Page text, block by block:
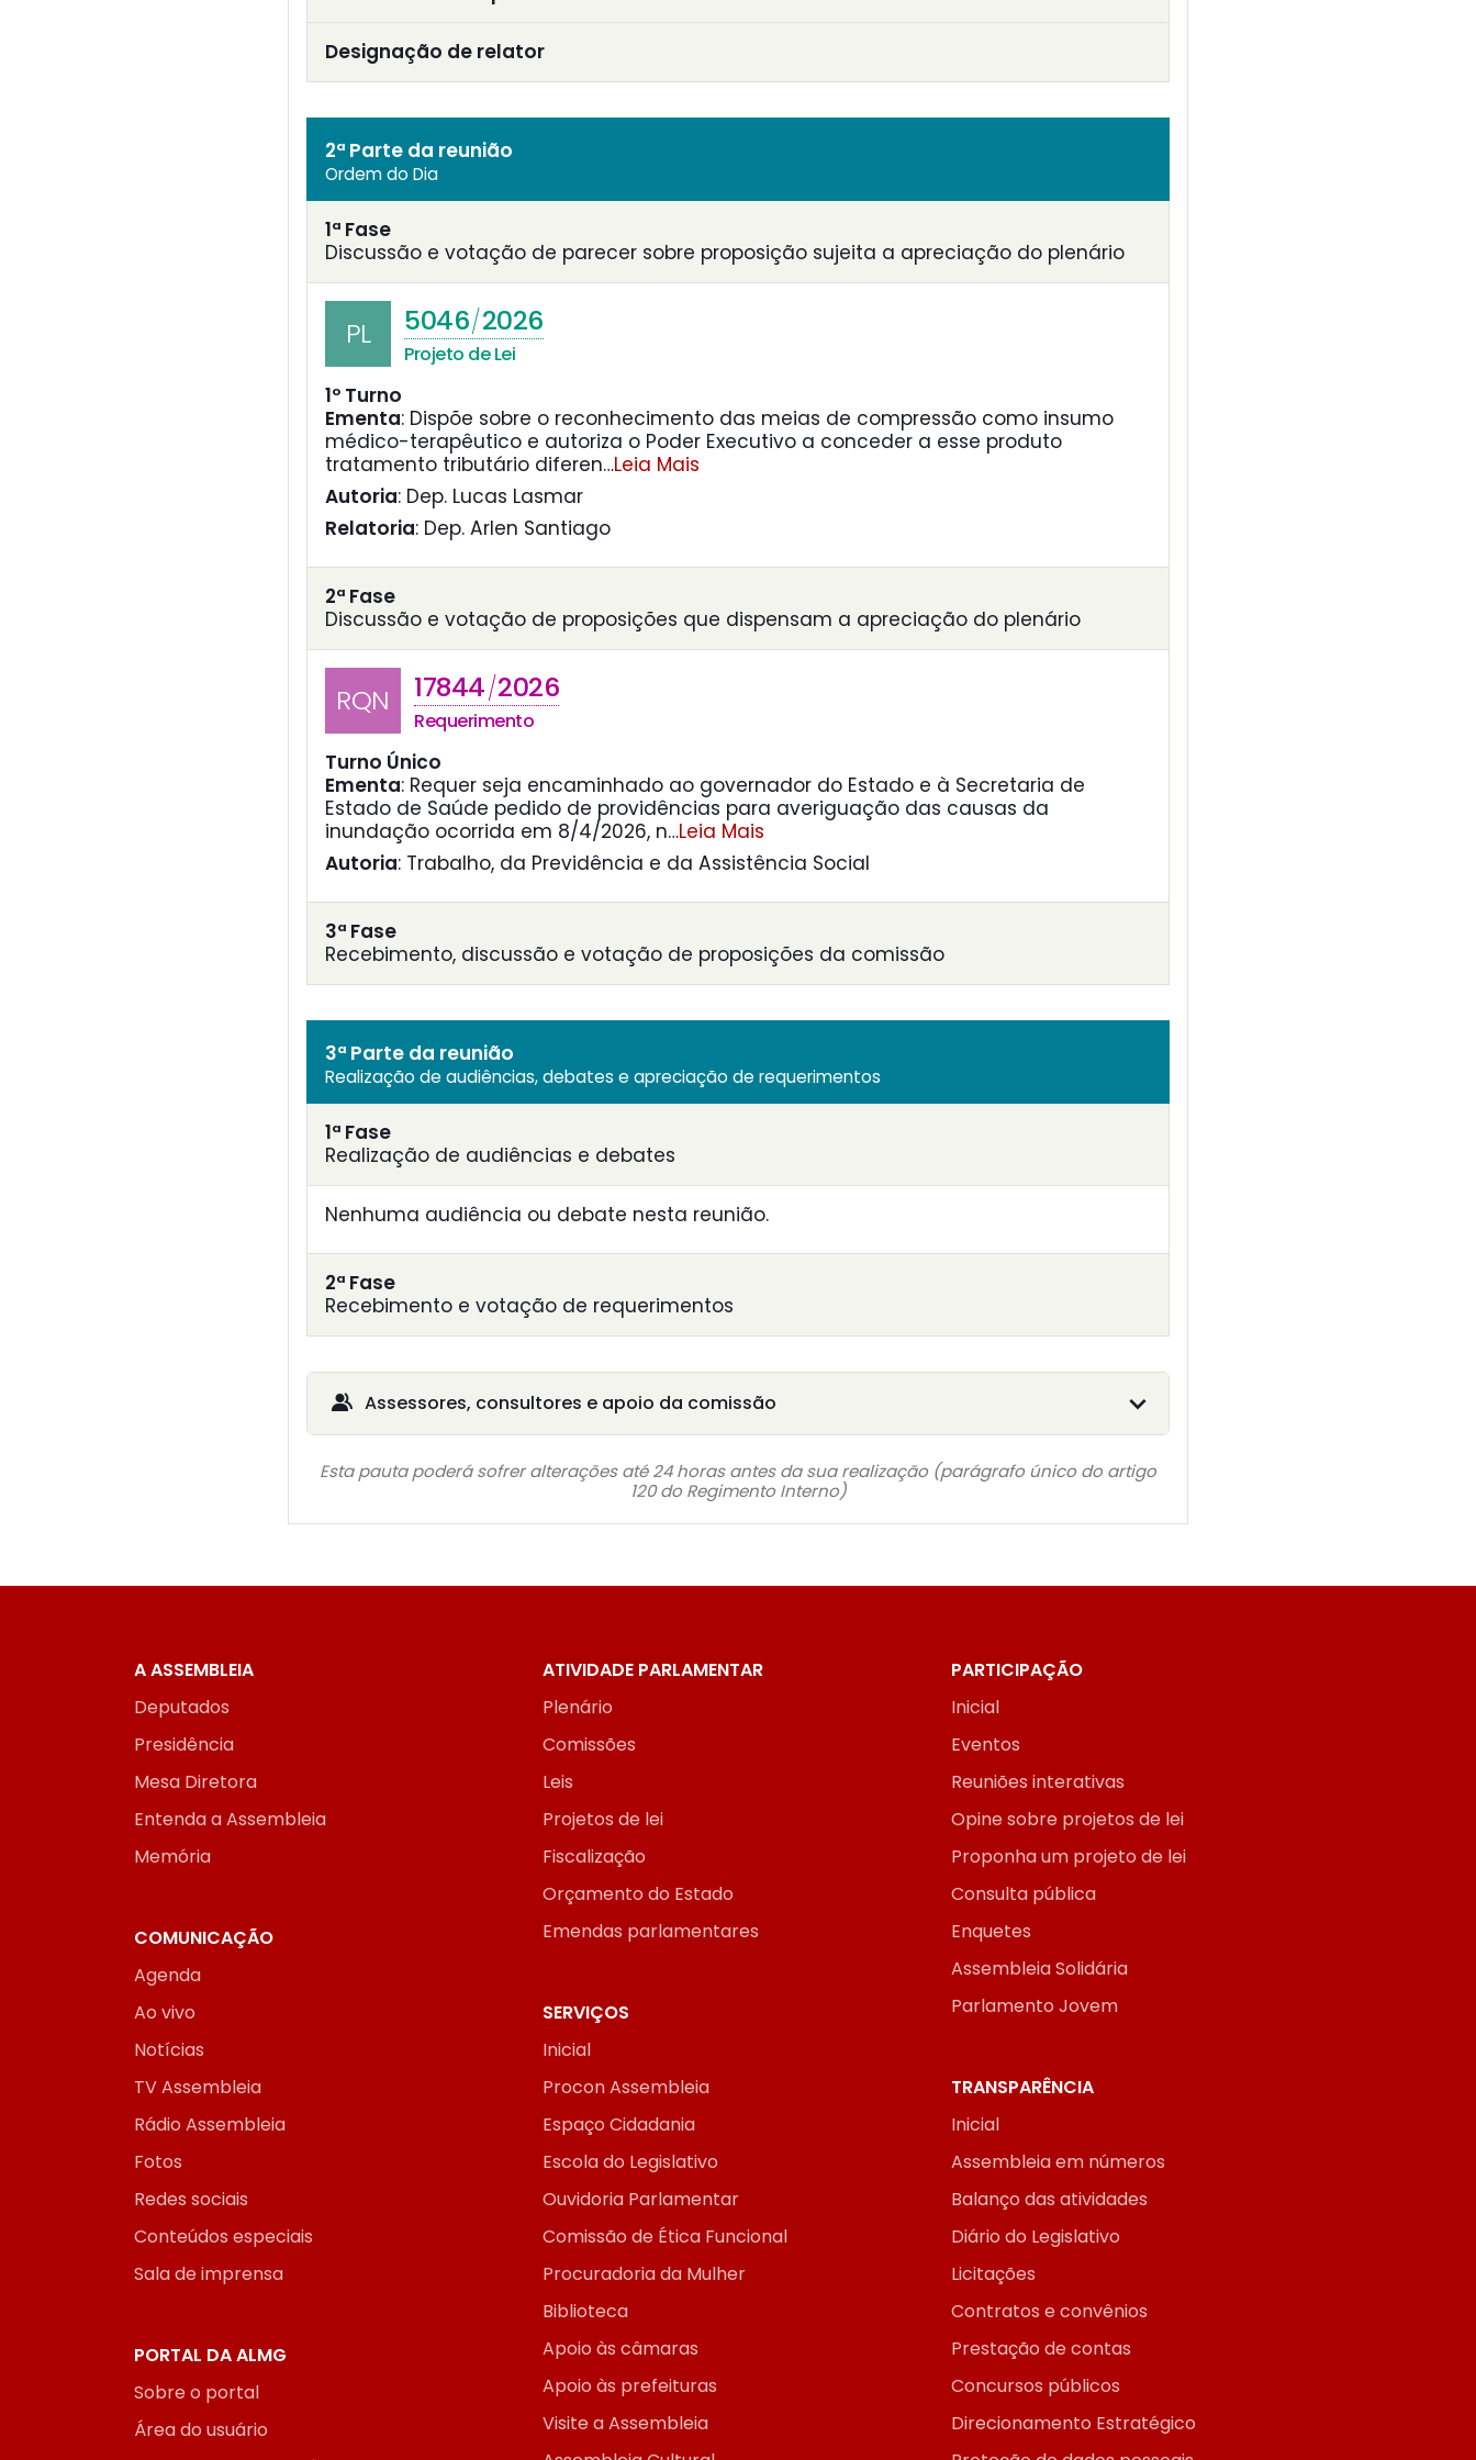
Designação de relator
2ª Parte da reunião
Ordem do Dia
1ª Fase
Discussão e votação de parecer sobre proposição sujeita a apreciação do plenário
PL 5046/2026
Projeto de Lei
1º Turno
Ementa: Dispõe sobre o reconhecimento das meias de compressão como insumo
médico-terapêutico e autoriza o Poder Executivo a conceder a esse produto
tratamento tributário diferen…Leia Mais
Autoria: Dep. Lucas Lasmar
Relatoria: Dep. Arlen Santiago
2ª Fase
Discussão e votação de proposições que dispensam a apreciação do plenário
RQN 17844/2026
Requerimento
Turno Único
Ementa: Requer seja encaminhado ao governador do Estado e à Secretaria de
Estado de Saúde pedido de providências para averiguação das causas da
inundação ocorrida em 8/4/2026, n…Leia Mais
Autoria: Trabalho, da Previdência e da Assistência Social
3ª Fase
Recebimento, discussão e votação de proposições da comissão
3ª Parte da reunião
Realização de audiências, debates e apreciação de requerimentos
1ª Fase
Realização de audiências e debates
Nenhuma audiência ou debate nesta reunião.
2ª Fase
Recebimento e votação de requerimentos
Assessores, consultores e apoio da comissão
Esta pauta poderá sofrer alterações até 24 horas antes da sua realização (parágrafo único do artigo
120 do Regimento Interno)
A ASSEMBLEIA
Deputados
Presidência
Mesa Diretora
Entenda a Assembleia
Memória
ATIVIDADE PARLAMENTAR
Plenário
Comissões
Leis
Projetos de lei
Fiscalização
Orçamento do Estado
Emendas parlamentares
PARTICIPAÇÃO
Inicial
Eventos
Reuniões interativas
Opine sobre projetos de lei
Proponha um projeto de lei
Consulta pública
Enquetes
Assembleia Solidária
Parlamento Jovem
COMUNICAÇÃO
Agenda
Ao vivo
Notícias
TV Assembleia
Rádio Assembleia
Fotos
Redes sociais
Conteúdos especiais
Sala de imprensa
SERVIÇOS
Inicial
Procon Assembleia
Espaço Cidadania
Escola do Legislativo
Ouvidoria Parlamentar
Comissão de Ética Funcional
Procuradoria da Mulher
Biblioteca
Apoio às câmaras
Apoio às prefeituras
Visite a Assembleia
TRANSPARÊNCIA
Inicial
Assembleia em números
Balanço das atividades
Diário do Legislativo
Licitações
Contratos e convênios
Prestação de contas
Concursos públicos
Direcionamento Estratégico
PORTAL DA ALMG
Sobre o portal
Área do usuário